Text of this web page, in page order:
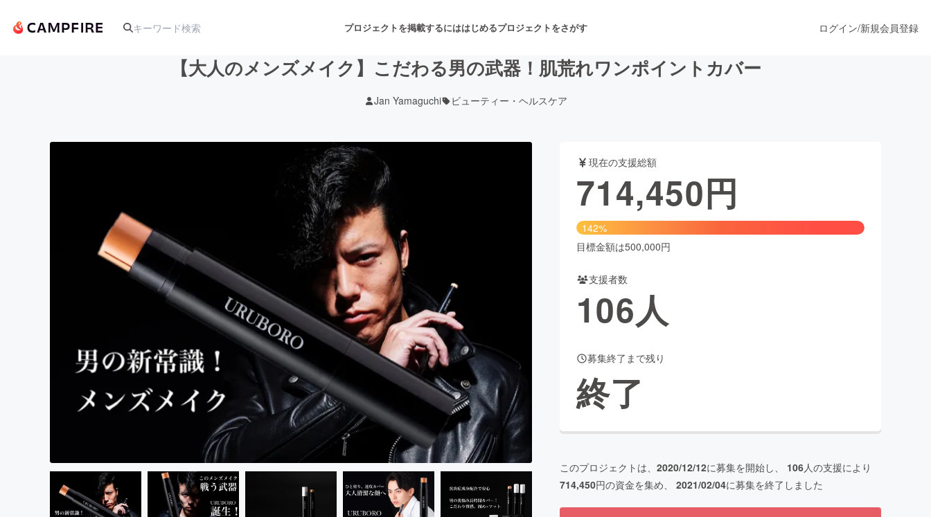
プロジェクトを掲載するにははじめるプロジェクトをさがす
音楽 舞台・パフォーマンス
ゲーム・サービス開発 ファッション
映像・映画 書籍・雑誌出版
ビジネス・起業 チャレンジ ビューティー・ヘルスケア
まちづくり・地域活性化
CAMPFIRE for Social Good CAMPFIRE Creation
CAMPFIREふるさと納税machi-ya コミュニティ
ログイン/新規会員登録
【大人のメンズメイク】こだわる男の武器！肌荒れワンポイントカバー
Jan Yamaguchi ビューティー・ヘルスケア
現在の支援総額
714,450円
142%
目標金額は500,000円
支援者数
106人
募集終了まで残り
終了
このプロジェクトは、 2020/12/12に募集を開始し、 106人の支援により
714,450円の資金を集め、 2021/02/04に募集を終了しました